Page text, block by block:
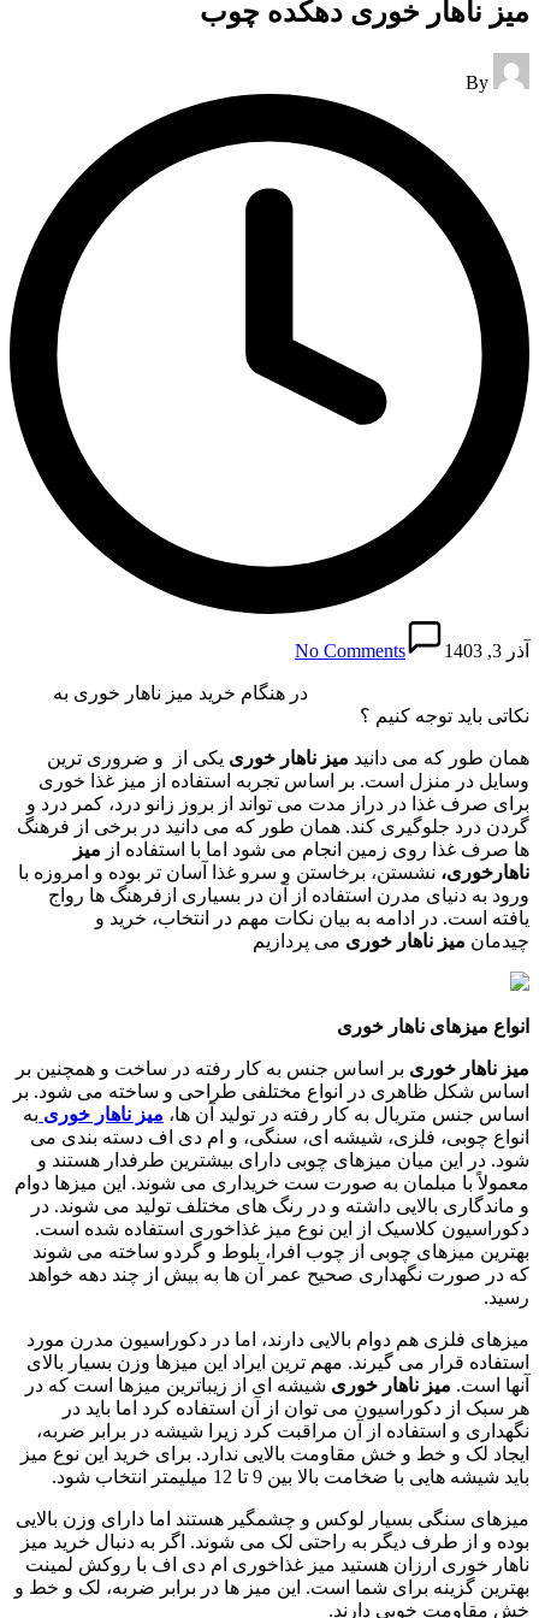
میز ناهار خوری دهکده چوب
Posted
by
By
آذر 3, 1403 No Comments
در هنگام خرید میز ناهار خوری به
نکاتی باید توجه کنیم ؟
همان طور که می دانید میز ناهار خوری یکی از و ضروری ترین
وسایل در منزل است. بر اساس تجربه استفاده از میز غذا خوری
برای صرف غذا در دراز مدت می تواند از بروز زانو درد، کمر درد و
گردن درد جلوگیری کند. همان طور که می دانید در برخی از فرهنگ
ها صرف غذا روی زمین انجام می شود اما با استفاده از میز
ناهارخوری، نشستن، برخاستن و سرو غذا آسان تر بوده و امروزه با
ورود به دنیای مدرن استفاده از آن در بسیاری ازفرهنگ ها رواج
یافته است. در ادامه به بیان نکات مهم در انتخاب، خرید و
چیدمان میز ناهار خوری می پردازیم
انواع میزهای ناهار خوری
میز ناهار خوری بر اساس جنس به کار رفته در ساخت و همچنین بر
اساس شکل ظاهری در انواع مختلفی طراحی و ساخته می شود. بر
اساس جنس متریال به کار رفته در تولید آن ها، میز ناهار خوری به
انواع چوبی، فلزی، شیشه ای، سنگی، و ام دی اف دسته بندی می
شود. در این میان میزهای چوبی دارای بیشترین طرفدار هستند و
معمولاً با مبلمان به صورت ست خریداری می شوند. این میزها دوام
و ماندگاری بالایی داشته و در رنگ های مختلف تولید می شوند. در
دکوراسیون کلاسیک از این نوع میز غذاخوری استفاده شده است.
بهترین میزهای چوبی از چوب افرا، بلوط و گردو ساخته می شوند
که در صورت نگهداری صحیح عمر آن ها به بیش از چند دهه خواهد
رسید.
میزهای فلزی هم دوام بالایی دارند، اما در دکوراسیون مدرن مورد
استفاده قرار می گیرند. مهم ترین ایراد این میزها وزن بسیار بالای
آنها است. میز ناهار خوری شیشه ای از زیباترین میزها است که در
هر سبک از دکوراسیون می توان از آن استفاده کرد اما باید در
نگهداری و استفاده از آن مراقبت کرد زیرا شیشه در برابر ضربه،
ایجاد لک و خط و خش مقاومت بالایی ندارد. برای خرید این نوع میز
باید شیشه هایی با ضخامت بالا بین 9 تا 12 میلیمتر انتخاب شود.
میزهای سنگی بسیار لوکس و چشمگیر هستند اما دارای وزن بالایی
بوده و از طرف دیگر به راحتی لک می شوند. اگر به دنبال خرید میز
ناهار خوری ارزان هستید میز غذاخوری ام دی اف با روکش لمینت
بهترین گزینه برای شما است. این میز ها در برابر ضربه، لک و خط و
خش مقاومت خوبی دارند.